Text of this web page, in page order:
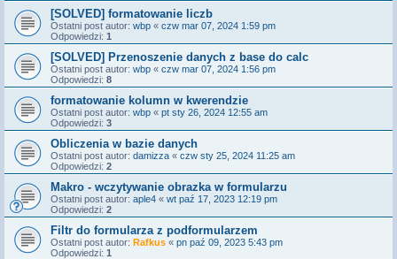
[SOLVED] formatowanie liczb
Ostatni post autor: wbp « czw mar 07, 2024 1:59 pm
Odpowiedzi: 1
[SOLVED] Przenoszenie danych z base do calc
Ostatni post autor: wbp « czw mar 07, 2024 1:56 pm
Odpowiedzi: 8
formatowanie kolumn w kwerendzie
Ostatni post autor: wbp « pt sty 26, 2024 12:55 am
Odpowiedzi: 3
Obliczenia w bazie danych
Ostatni post autor: damizza « czw sty 25, 2024 11:25 am
Odpowiedzi: 2
Makro - wczytywanie obrazka w formularzu
Ostatni post autor: aple4 « wt paź 17, 2023 12:19 pm
Odpowiedzi: 2
Filtr do formularza z podformularzem
Ostatni post autor: Rafkus « pn paź 09, 2023 5:43 pm
Odpowiedzi: 1